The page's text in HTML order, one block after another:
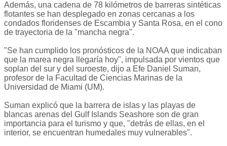
Además, una cadena de 78 kilómetros de barreras sintéticas
flotantes se han desplegado en zonas cercanas a los
condados floridenses de Escambia y Santa Rosa, en el cono
de trayectoria de la "mancha negra".
"Se han cumplido los pronósticos de la NOAA que indicaban
que la marea negra llegaría hoy", impulsada por vientos que
soplan del sur y del suroeste, dijo a Efe Daniel Suman,
profesor de la Facultad de Ciencias Marinas de la
Universidad de Miami (UM).
Suman explicó que la barrera de islas y las playas de
blancas arenas del Gulf Islands Seashore son de gran
importancia para el turismo y que, "detrás de ellas, en el
interior, se encuentran humedales muy vulnerables".